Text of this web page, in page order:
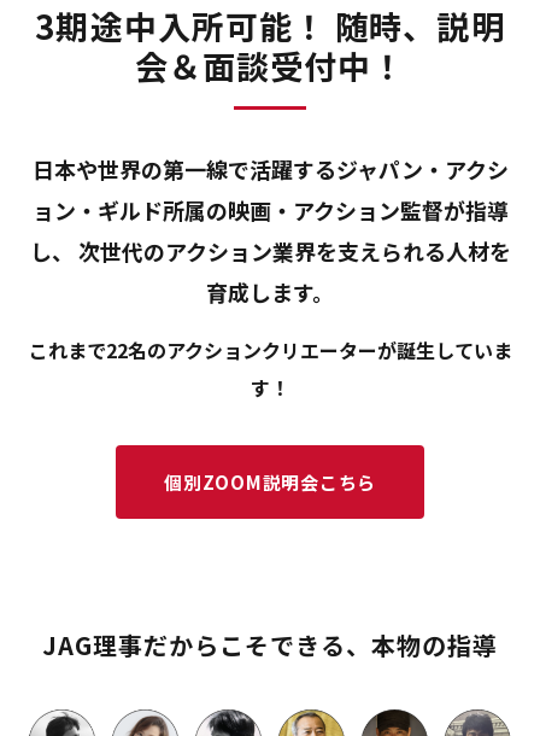
3期途中入所可能！ 随時、説明
会＆面談受付中！
日本や世界の第一線で活躍するジャパン・アクシ
ョン・ギルド所属の映画・アクション監督が指導
し、
次世代のアクション業界を支えられる人材を
育成します。
これまで22名のアクションクリエーターが誕生していま
す！
個別ZOOM説明会こちら
JAG理事だからこそできる、本物の指導